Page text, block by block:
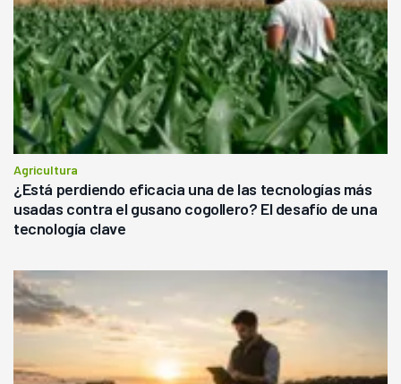
Agricultura
¿Está perdiendo eficacia una de las tecnologías más
usadas contra el gusano cogollero? El desafío de una
tecnología clave